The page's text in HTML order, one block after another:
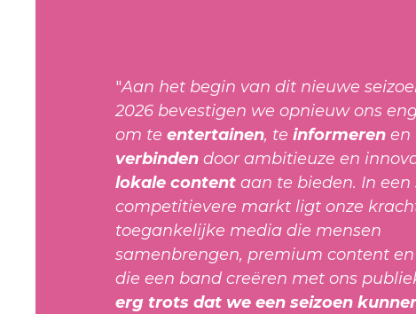
"Aan het begin van dit nieuwe
2026 bevestigen we opnieuw ons
om te entertainen, te informeren en
verbinden door ambitieuze en
lokale content aan te bieden. In een
competitievere markt ligt onze
toegankelijke media die mensen
samenbrengen, premium content
die een band creëren met ons
erg trots dat we een seizoen